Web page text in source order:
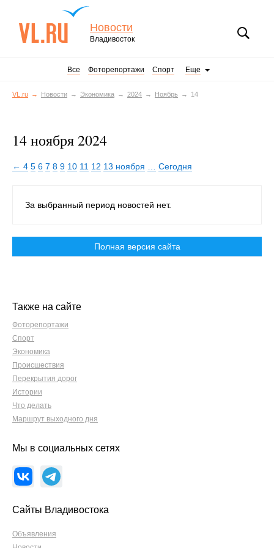
Новости
Владивосток
Все Фоторепортажи Спорт Еще
VL.ru Новости Экономика 2024 Ноябрь 14
14 ноября 2024
← 4 5 6 7 8 9 10 11 12 13 ноября Сегодня
За выбранный период новостей нет.
Полная версия сайта
Также на сайте
Фоторепортажи
Спорт
Экономика
Происшествия
Перекрытия дорог
Истории
Что делать
Маршрут выходного дня
Мы в социальных сетях
Сайты Владивостока
Объявления